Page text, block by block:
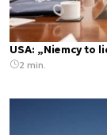
USA: „Niemcy to
2 min.